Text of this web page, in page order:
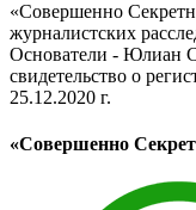
«Совершенно
журналистских
Основатели - Юлиан
свидетельство о
25.12.2020 г.
«Совершенно